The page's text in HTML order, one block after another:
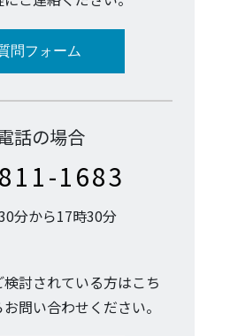
問フォーム
話の場合
1683
分から17時30分
討されている方はこち
問い合わせください。